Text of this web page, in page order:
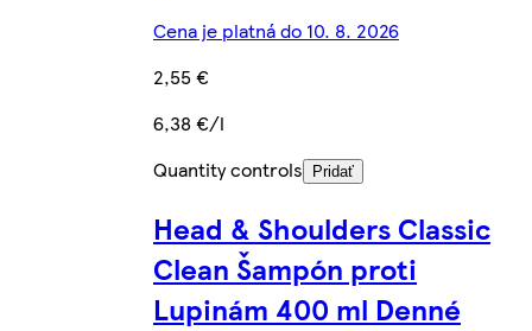
Cena je platná do 10. 8. 2026
2,55 €
6,38 €/l
Quantity controls
Pridať
Head & Shoulders Classic
Clean Šampón proti
Lupinám 400 ml Denné